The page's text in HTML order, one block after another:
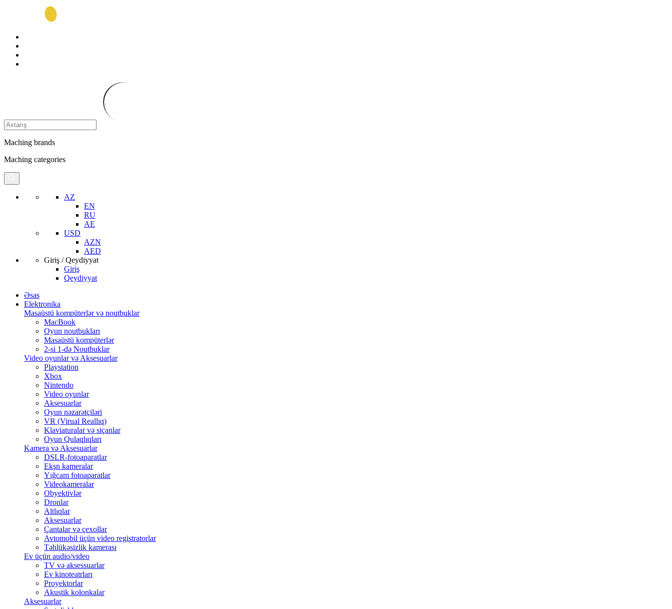
Maching brands
Maching categories
AZ
EN
RU
AE
USD
AZN
AED
Giriş / Qeydiyyat
Giriş
Qeydiyyat
Əsas
Elektronika
Masaüstü kompüterlər və noutbuklar
MacBook
Oyun noutbukları
Masaüstü kompüterlər
2-si 1-də Noutbuklar
Video oyunlar və Aksesuarlar
Playstation
Xbox
Nintendo
Video oyunlar
Aksesuarlar
Oyun nəzarətçiləri
VR (Virual Reallıq)
Klaviaturalar və siçanlar
Oyun Qulaqlıqları
Kamera və Aksesuarlar
DSLR-fotoaparatlar
Ekşn kameralar
Yığcam fotoaparatlar
Videokameralar
Obyektivlər
Dronlar
Altlıqlar
Aksesuarlar
Çantalar və çexollar
Avtomobil üçün video registratorlar
Təhlükəsizlik kamerası
Ev üçün audio/video
TV və aksessuarlar
Ev kinoteatrları
Proyektorlar
Akustik kolonkalar
Aksesuarlar